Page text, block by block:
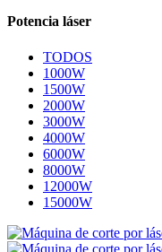
Potencia láser
TODOS
1000W
1500W
2000W
3000W
4000W
6000W
8000W
12000W
15000W